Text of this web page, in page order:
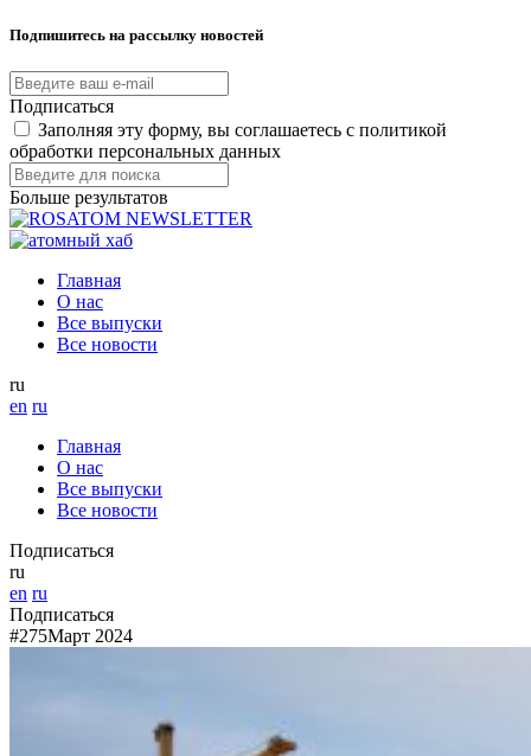
Подпишитесь на рассылку новостей
Подписаться
Заполняя эту форму, вы соглашаетесь с политикой
обработки персональных данных
Больше результатов
Главная
О нас
Все выпуски
Все новости
ru
en ru
Главная
О нас
Все выпуски
Все новости
Подписаться
ru
en ru
Подписаться
#275Март 2024